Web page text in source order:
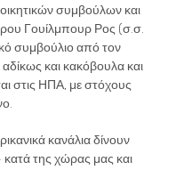
συμβούλων και
Γουίλμπουρ Ρος (σ.σ.
συμβούλιο από τον
και κακόβουλα και
στις ΗΠΑ, με στόχους
κανάλια δίνουν
κατά της χώρας μας και